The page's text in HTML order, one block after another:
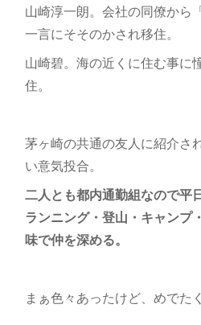
山崎淳一朗。会社の同僚から
一言にそそのかされ移住。
山崎碧。海の近くに住む事に
住。
茅ヶ崎の共通の友人に紹介さ
い意気投合。
二人とも都内通勤組なので平
ランニング・登山・キャンプ
味で仲を深める。
まぁ色々あったけど、めでた